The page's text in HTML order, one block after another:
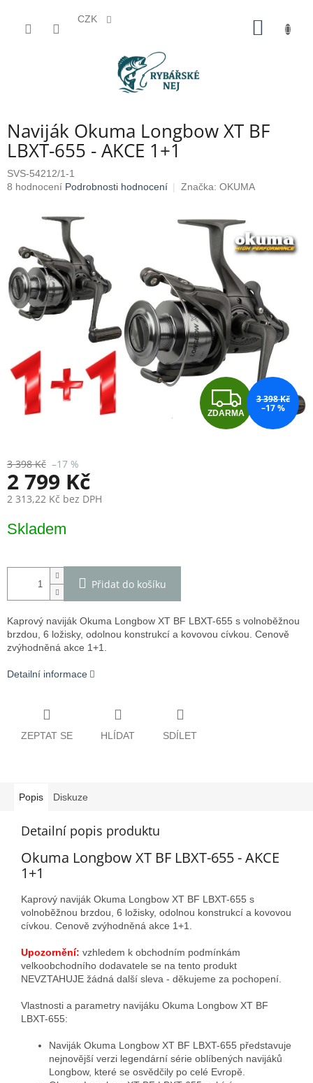
CZK
Naviják Okuma Longbow XT BF
LBXT-655 - AKCE 1+1
SVS-54212/1-1
Průměrné
hvězdiček.
8 hodnocení Podrobnosti hodnocení Značka: OKUMA
Z
D
ZDARMA
3 398 Kč
–17 %
3 398 Kč –17 %
2 799 Kč
2 313,22 Kč bez DPH
cena:
Skladem
Přidat do košíku
Kaprový naviják Okuma Longbow XT BF LBXT-655 s volnoběžnou
brzdou, 6 ložisky, odolnou konstrukcí a kovovou cívkou. Cenově
zvýhodněná akce 1+1.
Detailní informace
ZEPTAT SE HLÍDAT SDÍLET
Popis Diskuze
Detailní popis produktu
Okuma Longbow XT BF LBXT-655 - AKCE
1+1
Kaprový naviják Okuma Longbow XT BF LBXT-655 s
volnoběžnou brzdou, 6 ložisky, odolnou konstrukcí a kovovou
cívkou. Cenově zvýhodněná akce 1+1.
Upozornění: vzhledem k obchodním podmínkám
velkoobchodního dodavatele se na tento produkt
NEVZTAHUJE žádná další sleva - děkujeme za pochopení.
Vlastnosti a parametry navijáku Okuma Longbow XT BF
LBXT-655:
Naviják Okuma Longbow XT BF LBXT-655 představuje
nejnovější verzi legendární série oblíbených navijáků
Longbow, které se osvědčily po celé Evropě.